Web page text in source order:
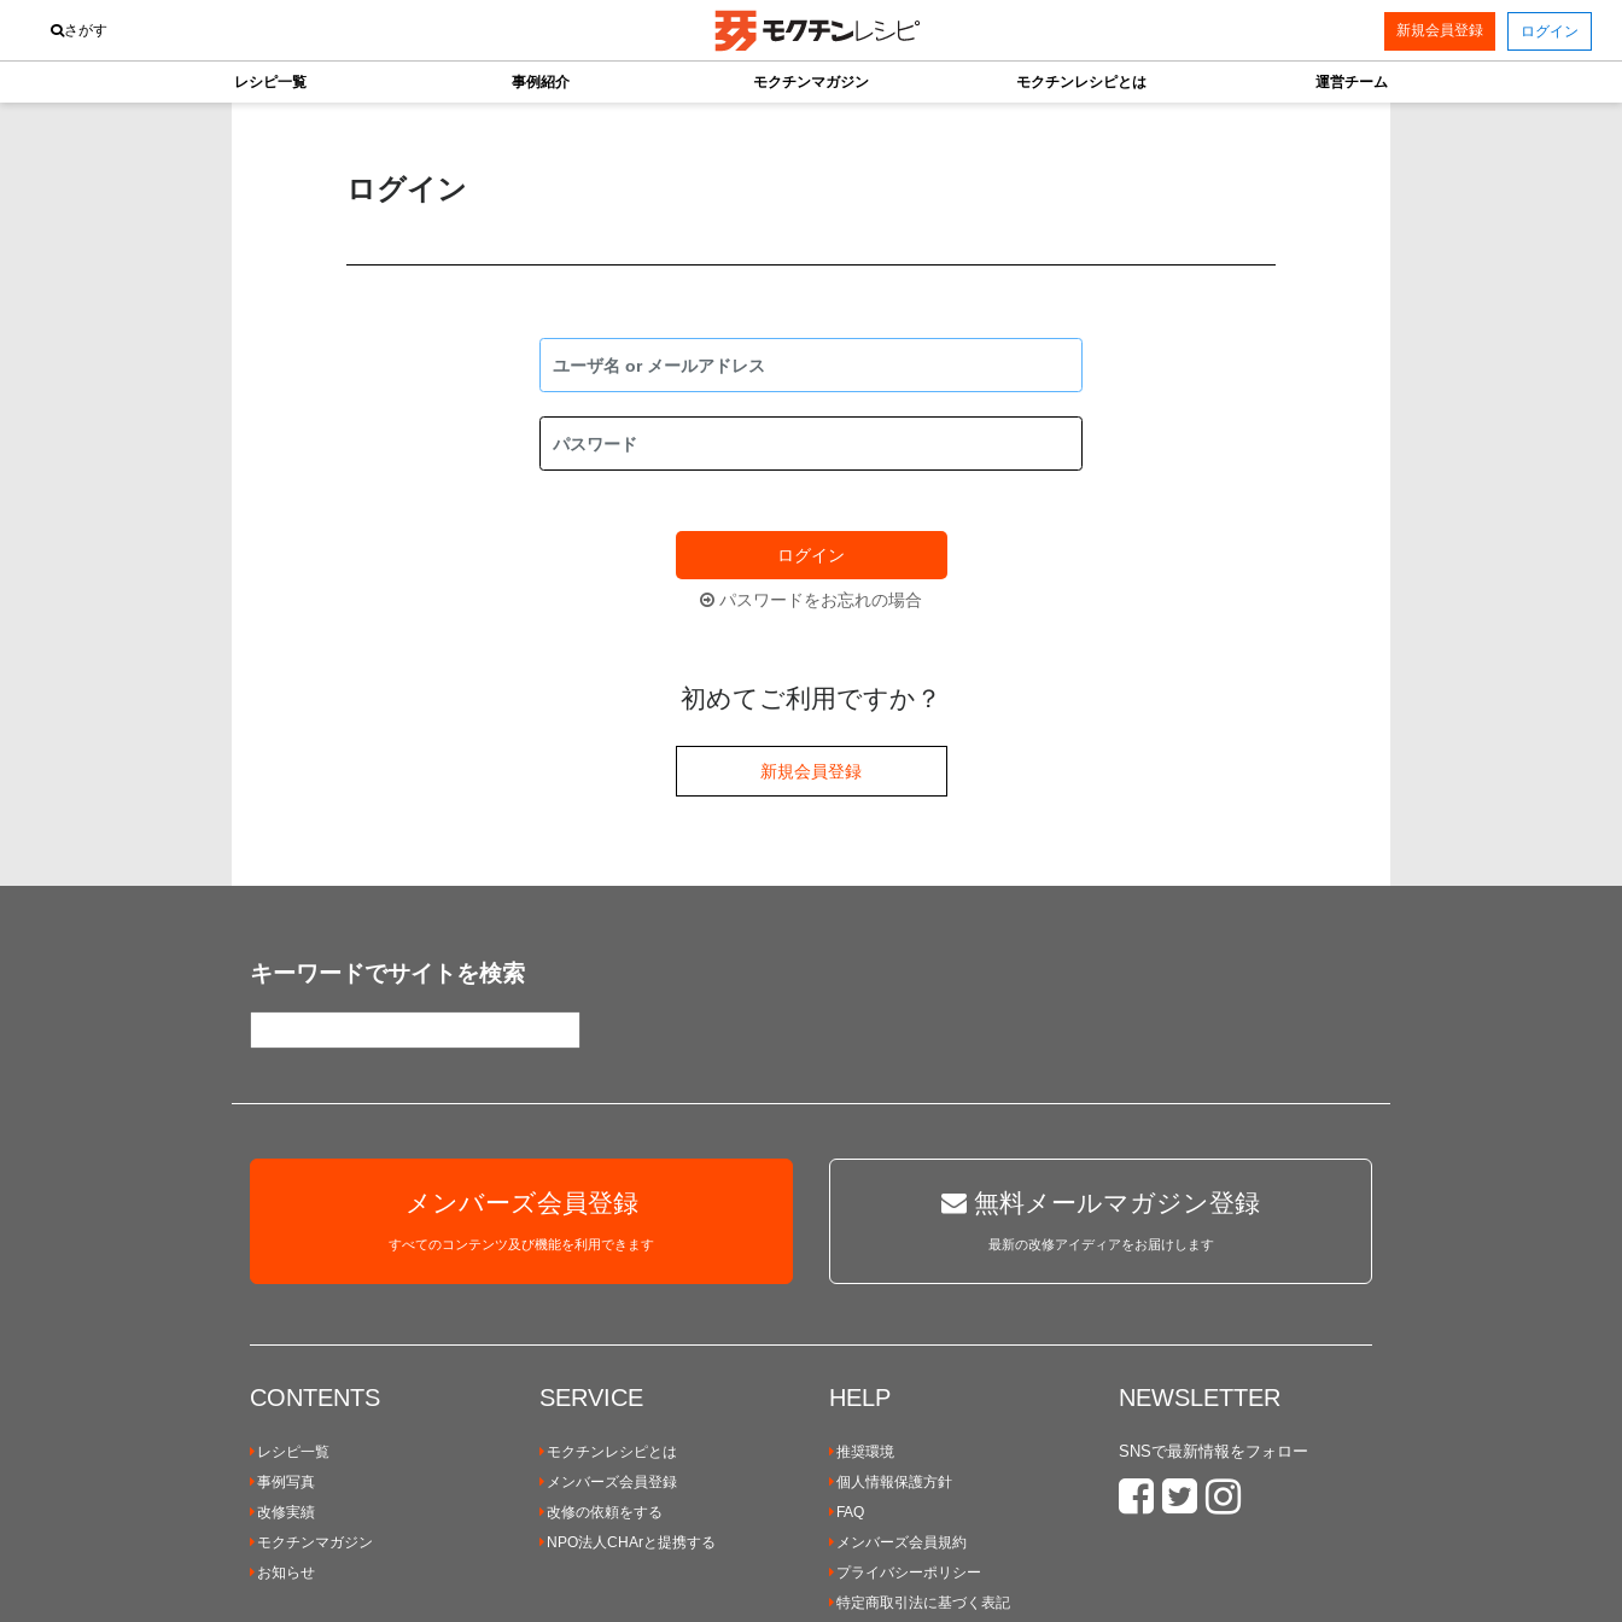
さがす ログイン
新規会員登録
レシピ一覧 事例紹介 モクチンマガジン モクチンレシピとは 運営チーム
ログイン
ログイン
パスワードをお忘れの場合
初めてご利用ですか？
新規会員登録
キーワードでサイトを検索
メンバーズ会員登録
すべてのコンテンツ及び機能を利用できます
無料メールマガジン登録
最新の改修アイディアをお届けします
CONTENTS
レシピ一覧
事例写真
改修実績
モクチンマガジン
お知らせ
SERVICE
モクチンレシピとは
メンバーズ会員登録
改修の依頼をする
NPO法人CHArと提携する
HELP
推奨環境
個人情報保護方針
FAQ
メンバーズ会員規約
プライバシーポリシー
特定商取引法に基づく表記
NEWSLETTER
SNSで最新情報をフォロー